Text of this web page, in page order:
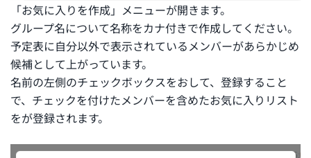
「お気に入りを作成」メニューが開きます。
グループ名について名称をカナ付きで作成してください。
予定表に自分以外で表示されているメンバーがあらかじめ
候補として上がっています。
名前の左側のチェックボックスをおして、登録すること
で、チェックを付けたメンバーを含めたお気に入りリスト
をが登録されます。